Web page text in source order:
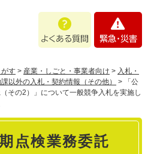
あ
問
・
す > 産業・しごと・事業者向け > 入札・
以外の入札・契約情報（その他） >
「公
その2）」について一般競争入札を実施し
点検業務委託